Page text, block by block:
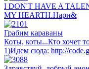
I DON'T HAVE A
MY HEARTH.Нари&
Грабим караваны
Коты, коты...Кто хочет
1)Идем сюда: http://